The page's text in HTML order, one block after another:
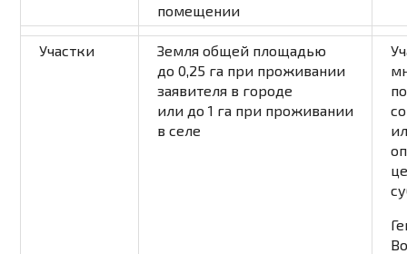
помещении
Участки
Земля общей площадью
до 0,25 га при проживании
заявителя в городе
или до 1 га при проживании
в селе